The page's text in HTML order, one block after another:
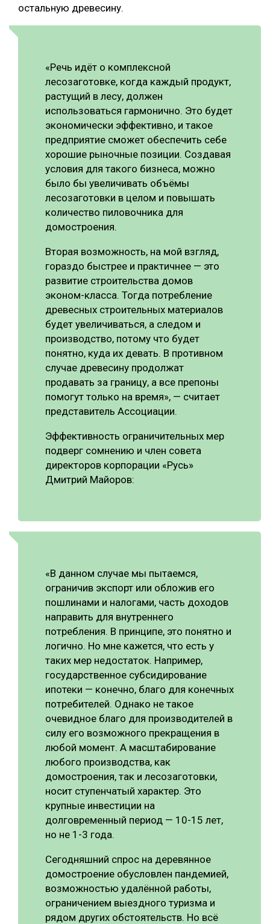
остальную древесину.
«Речь идёт о комплексной
лесозаготовке, когда каждый продукт,
растущий в лесу, должен
использоваться гармонично. Это будет
экономически эффективно, и такое
предприятие сможет обеспечить себе
хорошие рыночные позиции. Создавая
условия для такого бизнеса, можно
было бы увеличивать объёмы
лесозаготовки в целом и повышать
количество пиловочника для
домостроения.
Вторая возможность, на мой взгляд,
гораздо быстрее и практичнее — это
развитие строительства домов
эконом-класса. Тогда потребление
древесных строительных материалов
будет увеличиваться, а следом и
производство, потому что будет
понятно, куда их девать. В противном
случае древесину продолжат
продавать за границу, а все препоны
помогут только на время», — считает
представитель Ассоциации.
Эффективность ограничительных мер
подверг сомнению и член совета
директоров корпорации «Русь»
Дмитрий Майоров:
«В данном случае мы пытаемся,
ограничив экспорт или обложив его
пошлинами и налогами, часть доходов
направить для внутреннего
потребления. В принципе, это понятно и
логично. Но мне кажется, что есть у
таких мер недостаток. Например,
государственное субсидирование
ипотеки — конечно, благо для конечных
потребителей. Однако не такое
очевидное благо для производителей в
силу его возможного прекращения в
любой момент. А масштабирование
любого производства, как
домостроения, так и лесозаготовки,
носит ступенчатый характер. Это
крупные инвестиции на
долговременный период — 10-15 лет,
но не 1-3 года.
Сегодняшний спрос на деревянное
домостроение обусловлен пандемией,
возможностью удалённой работы,
ограничением выездного туризма и
рядом других обстоятельств. Но всё